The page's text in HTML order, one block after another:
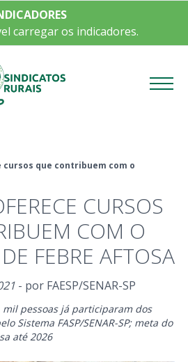
carregar os indicadores.
cursos que contribuem com o
CURSOS
COM O
FEBRE AFTOSA
- por FAESP/SENAR-SP
mil pessoas já participaram dos
Sistema FASP/SENAR-SP; meta do
até 2026